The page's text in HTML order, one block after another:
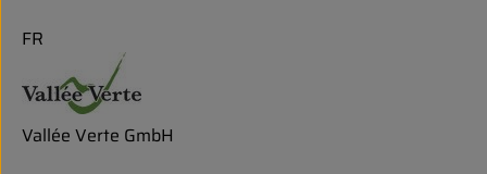
FR
Vallée Verte GmbH